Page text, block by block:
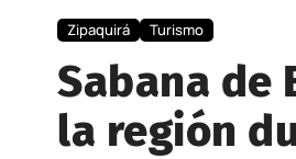
Zipaquirá Turismo
Sabana de
la región